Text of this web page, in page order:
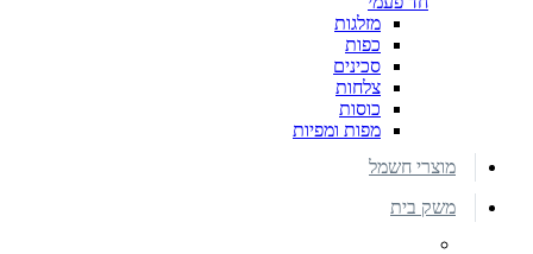
מזלגות
כפות
סכינים
צלחות
כוסות
מפות ומפיות
מוצרי חשמל
משק בית